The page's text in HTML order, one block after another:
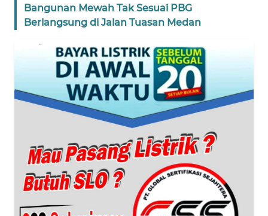
Bangunan Mewah Tak Sesuai PBG
Berlangsung di Jalan Tuasan Medan
PAPUA
BARAT
WN
SERAMBI
JAMBI
WN
SULTRA